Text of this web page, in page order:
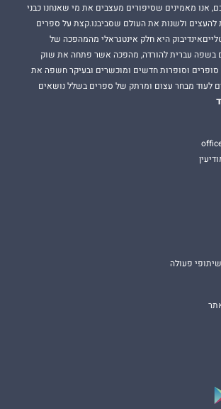
אנו מאמינים שסיפורים מעצבים את מי שאנחנו כבני
להעצים ולשנות את העולם שסביבנו.קצת על ספרים
היא חלק אינטגראלי מהמהפכה של
בשפה עברית להורדה, מהפכה אשר פתחה את שוק
סופרים וסופרות חדשים ומוכשרים ובעיקר חשפה את
לעוד מבחר עצום ומרתק של ספרים בשלל נושאים
פעולה